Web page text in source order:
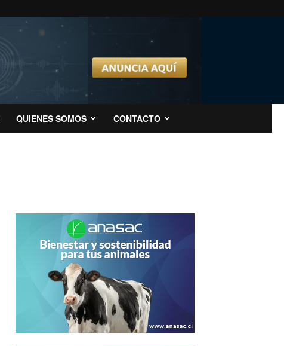
QUIENES SOMOS CONTACTO